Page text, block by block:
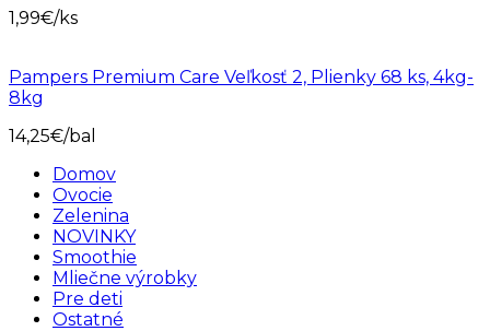
1,99€/ks
Pampers Premium Care Veľkosť 2, Plienky 68 ks, 4kg-
8kg
14,25€/bal
Domov
Ovocie
Zelenina
NOVINKY
Smoothie
Mliečne výrobky
Pre deti
Ostatné